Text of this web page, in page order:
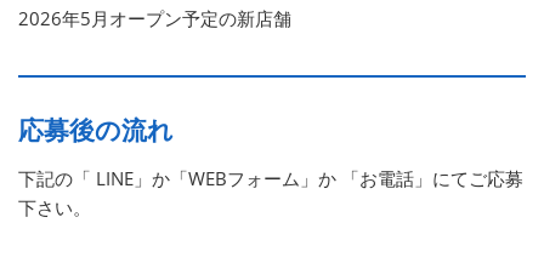
2026年5月オープン予定の新店舗
応募後の流れ
下記の「 LINE」か「WEBフォーム」か 「お電話」にてご応募
下さい。